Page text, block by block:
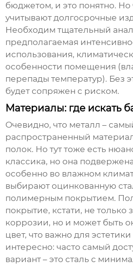
бюджетом, и это понятно. Но
учитывают долгосрочные
Необходим тщательный
предполагаемая
использования,
особенности помещения
перепады температур). Без
будет сопряжен с риском.
Материалы: где искать
Очевидно, что металл –
распространенный
полок. Но тут тоже есть
классика, но она
особенно во влажном
выбирают оцинкованную
полимерным покрытием.
покрытие, кстати, не только
коррозии, но и может быть
цвет, что важно для
интересно: часто самый
вариант – это сталь с